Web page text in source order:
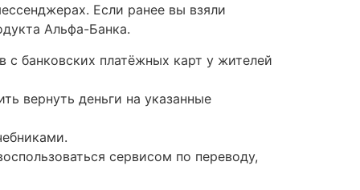
Если ранее вы взяли
Альфа-Банка.
банковских платёжных карт у жителей
вернуть деньги на указанные
сервисом по переводу,